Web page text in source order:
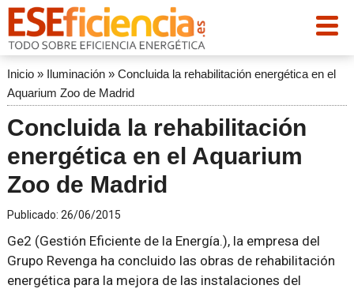
Inicio» Iluminación» Concluida la rehabilitación energética en el
Aquarium Zoo de Madrid
Concluida la rehabilitación
energética en el Aquarium
Zoo de Madrid
Publicado: 26/06/2015
Ge2 (Gestión Eficiente de la Energía.), la empresa del
Grupo Revenga ha concluido las obras de rehabilitación
energética para la mejora de las instalaciones del